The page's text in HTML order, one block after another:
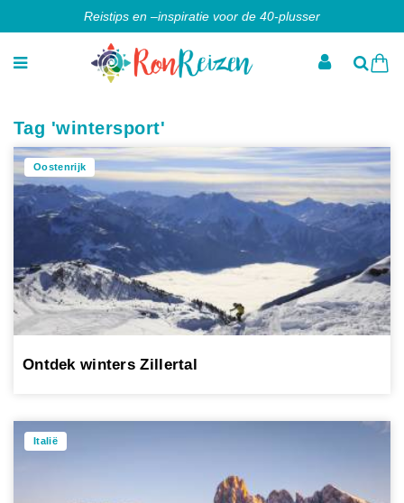
Reistips en –inspiratie voor de 40-plusser
Tag 'wintersport'
Oostenrijk
Ontdek winters Zillertal
Italië